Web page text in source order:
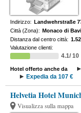
Indirizzo: Landwehrstraße
Città (Zona): Monaco di
Distanza dal centro città:
Valutazione clienti:
4.1/ 10
Hotel offerto anche da
Expedia da 107 €
Helvetia Hotel
Visualizza sulla mappa